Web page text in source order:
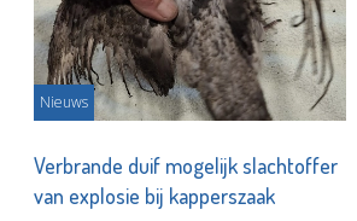
Nieuws
Verbrande duif mogelijk slachtoffer
van explosie bij kapperszaak